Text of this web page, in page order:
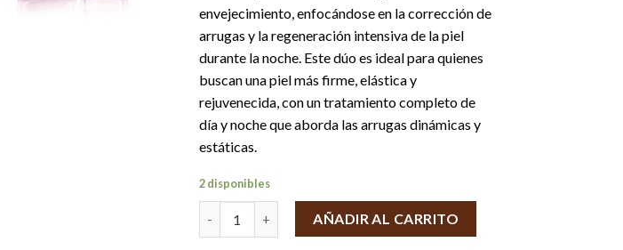
envejecimiento, enfocándose en la corrección de
arrugas y la regeneración intensiva de la piel
durante la noche. Este dúo es ideal para quienes
buscan una piel más firme, elástica y
rejuvenecida, con un tratamiento completo de
día y noche que aborda las arrugas dinámicas y
estáticas.
2 disponibles
Pack TIMEXPERT Crema Rides Rich+ Mascarilla Night Succes -
AÑADIR AL CARRITO